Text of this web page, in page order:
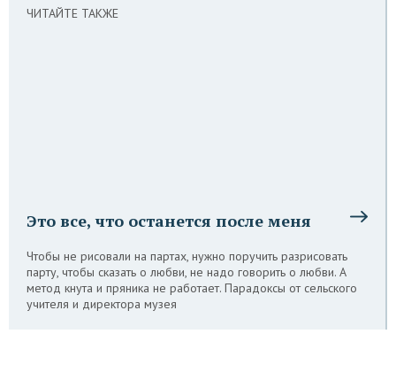
ЧИТАЙТЕ ТАКЖЕ
Это все, что останется после меня
Чтобы не рисовали на партах, нужно поручить разрисовать
парту, чтобы сказать о любви, не надо говорить о любви. А
метод кнута и пряника не работает. Парадоксы от сельского
учителя и директора музея